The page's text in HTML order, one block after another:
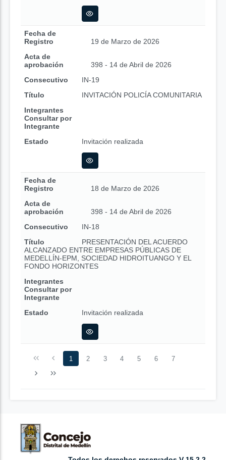
Fecha de
Registro
19 de Marzo de 2026
Acta de
aprobación
398 - 14 de Abril de 2026
Consecutivo
IN-19
Título
INVITACIÓN POLICÍA COMUNITARIA
Integrantes
Consultar por
Integrante
Estado
Invitación realizada
Fecha de
Registro
18 de Marzo de 2026
Acta de
aprobación
398 - 14 de Abril de 2026
Consecutivo
IN-18
Título
PRESENTACIÓN DEL ACUERDO
ALCANZADO ENTRE EMPRESAS PÚBLICAS DE
MEDELLÍN-EPM, SOCIEDAD HIDROITUANGO Y EL
FONDO HORIZONTES
Integrantes
Consultar por
Integrante
Estado
Invitación realizada
1 2 3 4 5 6 7